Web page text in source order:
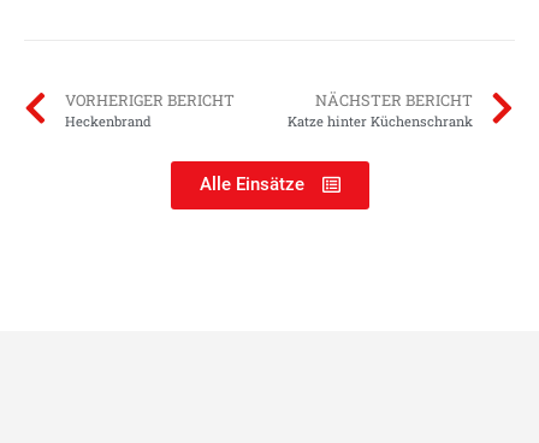
VORHERIGER BERICHT
Heckenbrand
NÄCHSTER BERICHT
Katze hinter Küchenschrank
Alle Einsätze